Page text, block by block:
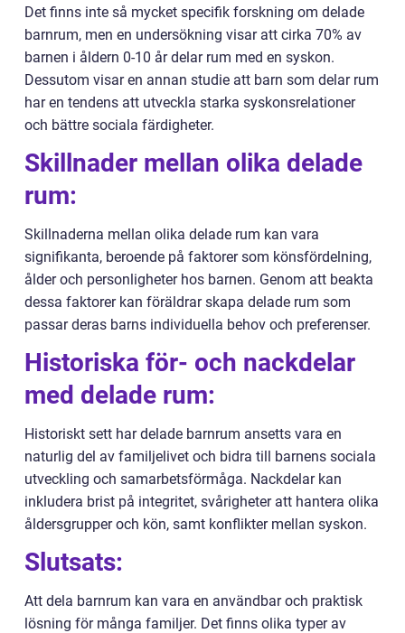
Det finns inte så mycket specifik forskning om delade
barnrum, men en undersökning visar att cirka 70% av
barnen i åldern 0-10 år delar rum med en syskon.
Dessutom visar en annan studie att barn som delar rum
har en tendens att utveckla starka syskonsrelationer
och bättre sociala färdigheter.
Skillnader mellan olika delade
rum:
Skillnaderna mellan olika delade rum kan vara
signifikanta, beroende på faktorer som könsfördelning,
ålder och personligheter hos barnen. Genom att beakta
dessa faktorer kan föräldrar skapa delade rum som
passar deras barns individuella behov och preferenser.
Historiska för- och nackdelar
med delade rum:
Historiskt sett har delade barnrum ansetts vara en
naturlig del av familjelivet och bidra till barnens sociala
utveckling och samarbetsförmåga. Nackdelar kan
inkludera brist på integritet, svårigheter att hantera olika
åldersgrupper och kön, samt konflikter mellan syskon.
Slutsats:
Att dela barnrum kan vara en användbar och praktisk
lösning för många familjer. Det finns olika typer av